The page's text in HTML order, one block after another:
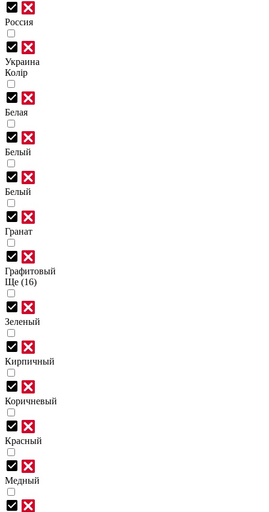
Россия
Украина
Колір
Белая
Белый
Белый
Гранат
Графитовый
Ще (16)
Зеленый
Кирпичный
Коричневый
Красный
Медный